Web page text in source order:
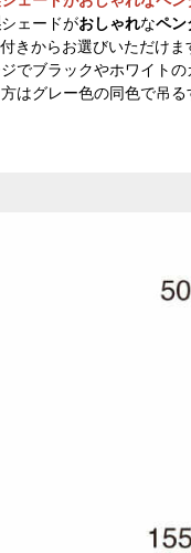
シェードがおしゃれなペン
きからお選びいただけま
でブラックやホワイト
はグレー色の同色で吊